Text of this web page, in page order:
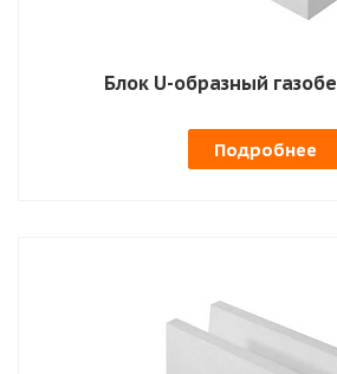
Блок U-образный
Подробнее